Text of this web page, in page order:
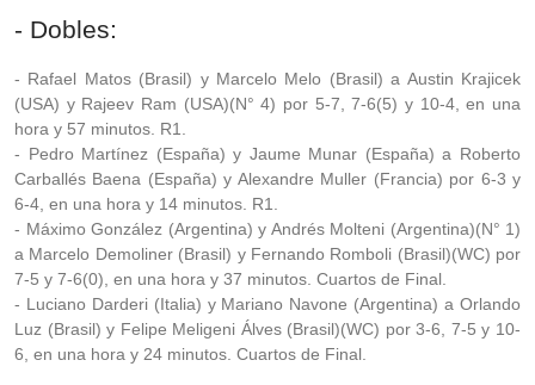
- Dobles:
- Rafael Matos (Brasil) y Marcelo Melo (Brasil) a Austin Krajicek
(USA) y Rajeev Ram (USA)(N° 4) por 5-7, 7-6(5) y 10-4, en una
hora y 57 minutos. R1.
- Pedro Martínez (España) y Jaume Munar (España) a Roberto
Carballés Baena (España) y Alexandre Muller (Francia) por 6-3 y
6-4, en una hora y 14 minutos. R1.
- Máximo González (Argentina) y Andrés Molteni (Argentina)(N° 1)
a Marcelo Demoliner (Brasil) y Fernando Romboli (Brasil)(WC) por
7-5 y 7-6(0), en una hora y 37 minutos. Cuartos de Final.
- Luciano Darderi (Italia) y Mariano Navone (Argentina) a Orlando
Luz (Brasil) y Felipe Meligeni Álves (Brasil)(WC) por 3-6, 7-5 y 10-
6, en una hora y 24 minutos. Cuartos de Final.